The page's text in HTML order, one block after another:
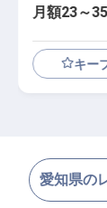
月額23～
キー
愛知県の